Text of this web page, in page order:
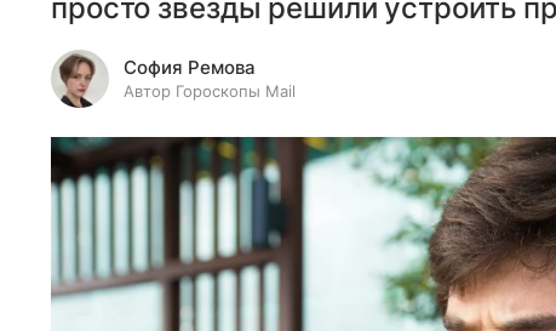
просто звезды решили устроить
София Ремова
Автор Гороскопы Mail